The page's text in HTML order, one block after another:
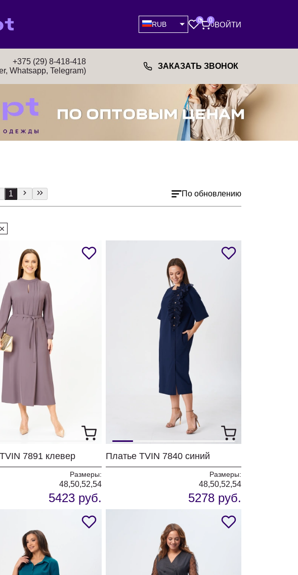
RUB
0 0
0ВОЙТИ
+375 (29) 8-418-418
Whatsapp, Telegram)
ЗАКАЗАТЬ ЗВОНОК
По обновлению
1
7891 клевер
Размеры:
48,50,52,54
5423 руб.
Платье TVIN 7840 синий
Размеры:
48,50,52,54
5278 руб.